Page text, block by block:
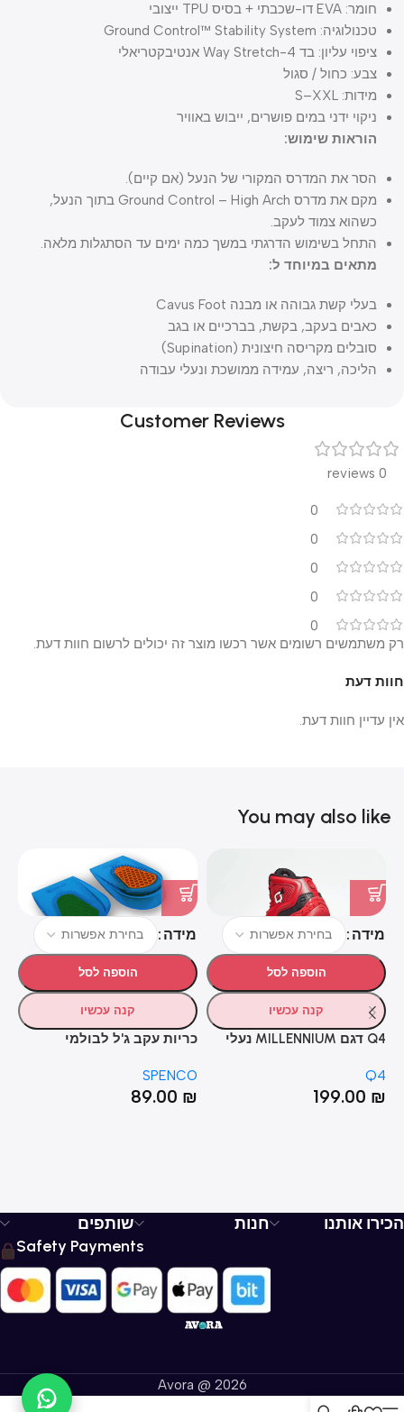
חומר: EVA דו-שכבתי + בסיס TPU ייצובי
טכנולוגיה: Ground Control™ Stability System
ציפוי עליון: בד 4-Way Stretch אנטיבקטריאלי
צבע: כחול / סגול
מידות: S–XXL
ניקוי ידני במים פושרים, ייבוש באוויר
הוראות שימוש:
הסר את המדרס המקורי של הנעל (אם קיים).
מקם את מדרס Ground Control – High Arch בתוך הנעל,
כשהוא צמוד לעקב.
התחל בשימוש הדרגתי במשך כמה ימים עד הסתגלות מלאה.
מתאים במיוחד ל:
בעלי קשת גבוהה או מבנה Cavus Foot
כאבים בעקב, בקשת, בברכיים או בגב
סובלים מקריסה חיצונית (Supination)
הליכה, ריצה, עמידה ממושכת ונעלי עבודה
Customer Reviews
0 reviews
0
0
0
0
0
חוות דעת
אין עדיין חוות דעת.
רק משתמשים רשומים אשר רכשו מוצר זה יכולים לרשום חוות דעת.
You may also like
מידה
הוספה לסל
קנה עכשיו
Q4 דגם MILLENNIUM נעלי
Q4
199.00 ₪
מידה
הוספה לסל
קנה עכשיו
כריות עקב ג'ל לבולמי
SPENCO® Performance Gel
Heel Cups
SPENCO
89.00 ₪
הכירו אותנו חנות
שותפים
Safety Payments
Avora @ 2026